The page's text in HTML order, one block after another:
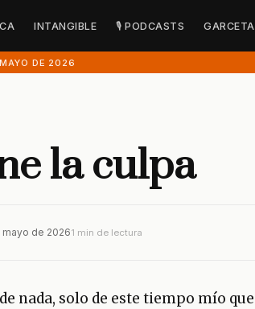
INTANGIBLE 🎙 PODCASTS GARCETA
DE 2026
la culpa
de 20261 min de lectura
nada, solo de este tiempo mío que